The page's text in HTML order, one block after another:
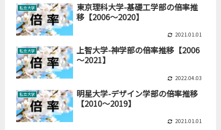
私立大学
東京理科大学-基礎工学部の倍率推
移【2006～2020】
2021.01.01
私立大学
上智大学-神学部の倍率推移【2006
～2021】
2022.04.03
私立大学
明星大学-デザイン学部の倍率推移
【2010～2019】
2021.01.01